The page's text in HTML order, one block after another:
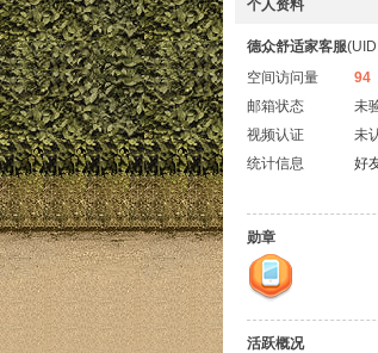
个人资料
德众舒适家客服
空间访问量
94
邮箱状态
未
视频认证
未
统计信息
好
勋章
活跃概况